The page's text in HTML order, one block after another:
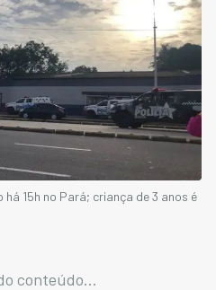
15h no Pará; criança de 3 anos é
conteúdo...